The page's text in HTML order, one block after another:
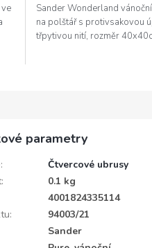
Sander Wonderland
na polštář s protivsakovou
třpytivou nití, rozměr
parametry
:
Čtvercové ubrusy
:
0.1 kg
4001824335114
:
94003/21
Sander